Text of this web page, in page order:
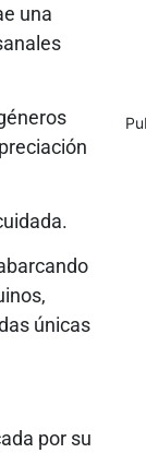
una
únicas
por su